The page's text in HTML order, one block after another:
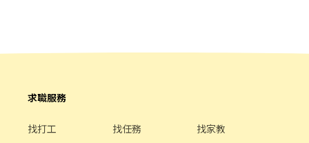
求職服務
找打工 找任務 找家教